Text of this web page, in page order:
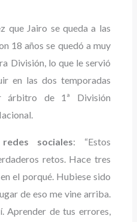
que Jairo se queda a las
18 años se quedó a muy
División, lo que le servió
en las dos temporadas
árbitro de 1ª División
redes sociales: “Estos
retos. Hace tres
el porqué. Hubiese sido
de eso me vine arriba.
Aprender de tus errores,